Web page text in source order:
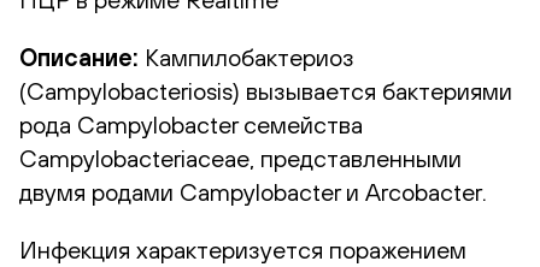
Описание: Кампилобактериоз
(Campylobacteriosis) вызывается бактериями
рода Campylobacter семейства
Campylobacteriaceae, представленными
двумя родами Campylobacter и Arcobacter.
Инфекция характеризуется поражением